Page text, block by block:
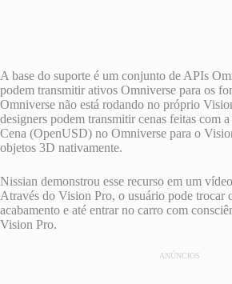
A base do suporte é um conjunto de APIs
podem transmitir ativos Omniverse para os
Omniverse não está rodando no próprio
designers podem transmitir cenas feitas com
Cena (OpenUSD) no Omniverse para o
objetos 3D nativamente.
Nissian demonstrou esse recurso em um
Através do Vision Pro, o usuário pode trocar
acabamento e até entrar no carro com
Vision Pro.
ANÚNCIOS